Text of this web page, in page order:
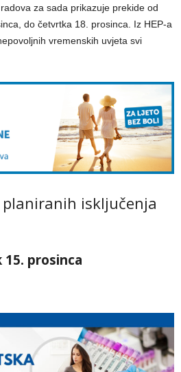
za sada prikazuje prekide od
do četvrtka 18. prosinca. Iz HEP-a
vremenskih uvjeta svi
isključenja
15. prosinca